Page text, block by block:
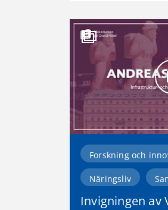
Forskning och
Näringsliv
Invigningen av